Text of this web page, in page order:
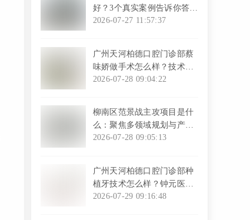
好？3个真实案例告诉你答
案！面部填充效果自然吗？
2026-07-27 11:57:37
广州天河柏德口腔门诊部蔡
味娇做手术怎么样？技术优
案例多
2026-07-28 09:04:22
柳南区范景战主攻项目是什
么：聚焦多领域规划与产业
布局发展
2026-07-28 09:05:13
广州天河柏德口腔门诊部种
植牙技术怎么样？钟元医生
经验丰富优势多！
2026-07-29 09:16:48